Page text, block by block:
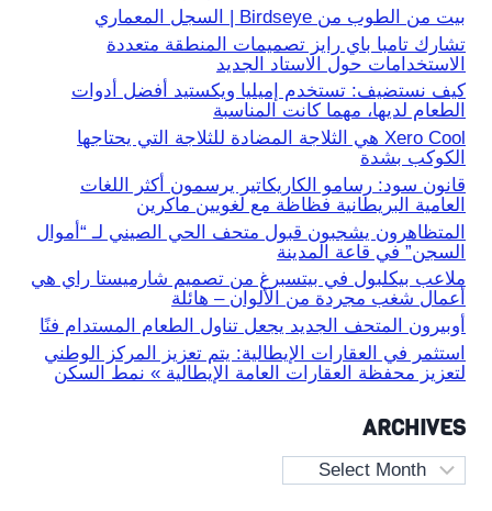
بيت من الطوب من Birdseye | السجل المعماري
تشارك تامبا باي رايز تصميمات المنطقة متعددة
الاستخدامات حول الاستاد الجديد
كيف نستضيف: تستخدم إميليا ويكستيد أفضل أدوات
الطعام لديها، مهما كانت المناسبة
Xero Cool هي الثلاجة المضادة للثلاجة التي يحتاجها
الكوكب بشدة
قانون سود: رسامو الكاريكاتير يرسمون أكثر اللغات
العامية البريطانية فظاظة مع لغويين ماكرين
المتظاهرون يشجبون قبول متحف الحي الصيني لـ “أموال
السجن” في قاعة المدينة
ملاعب بيكلبول في بيتسبرغ من تصميم شارميستا راي هي
أعمال شغب مجردة من الألوان – هائلة
أوبيرون المتحف الجديد يجعل تناول الطعام المستدام فنًا
استثمر في العقارات الإيطالية: يتم تعزيز المركز الوطني
لتعزيز محفظة العقارات العامة الإيطالية » نمط السكن
ARCHIVES
Archives